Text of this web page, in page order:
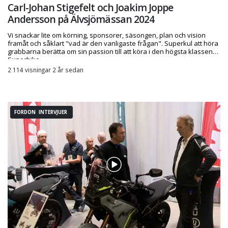
Carl-Johan Stigefelt och Joakim Joppe
Andersson på Älvsjömässan 2024
Vi snackar lite om körning, sponsorer, säsongen, plan och vision
framåt och såklart "vad är den vanligaste frågan". Superkul att höra
grabbarna berätta om sin passion till att köra i den högsta klassen
Superbike
2 114 visningar 2 år sedan
FORDON INTERVJUER